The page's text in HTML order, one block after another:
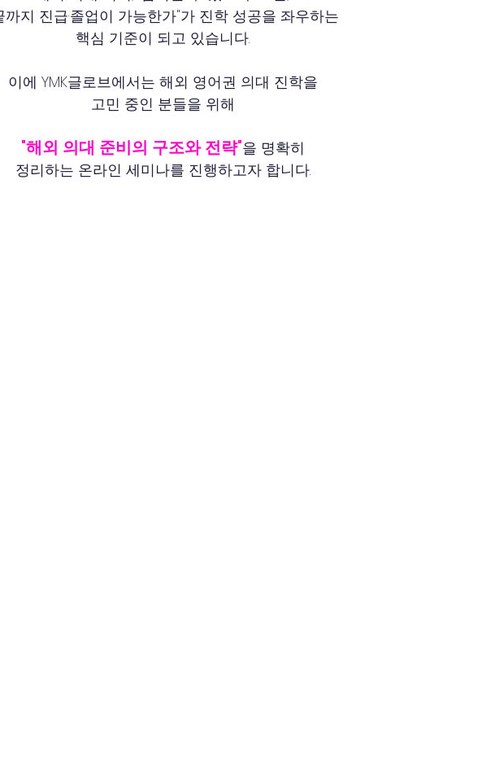
까지 진급·졸업이 가능한가"가 진학 성공을 좌우하는
핵심 기준이 되고 있습니다.
이에 YMK글로브에서는 해외 영어권 의대 진학을
고민 중인 분들을 위해
"해외 의대 준비의 구조와 전략"을 명확히
정리하는 온라인 세미나를 진행하고자 합니다.